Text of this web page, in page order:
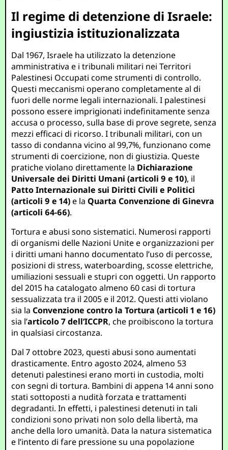
Il regime di detenzione di Israele:
ingiustizia istituzionalizzata
Dal 1967, Israele ha utilizzato la detenzione
amministrativa e i tribunali militari nei Territori
Palestinesi Occupati come strumenti di controllo.
Questi meccanismi operano completamente al di
fuori delle norme legali internazionali. I palestinesi
possono essere imprigionati indefinitamente senza
accusa o processo, sulla base di prove segrete, senza
mezzi efficaci di ricorso. I tribunali militari, con un
tasso di condanna vicino al 99,7%, funzionano come
strumenti di coercizione, non di giustizia. Queste
pratiche violano direttamente la Dichiarazione
Universale dei Diritti Umani (articoli 9 e 10), il
Patto Internazionale sui Diritti Civili e Politici
(articoli 9 e 14)e laQuarta Convenzione di Ginevra
(articoli 64-66).
Tortura e abusi sono sistematici. Numerosi rapporti
di organismi delle Nazioni Unite e organizzazioni per
i diritti umani hanno documentato l’uso di percosse,
posizioni di stress, waterboarding, scosse elettriche,
umiliazioni sessuali e stupri con oggetti. Un rapporto
del 2015 ha catalogato almeno 60 casi di tortura
sessualizzata tra il 2005 e il 2012. Questi atti violano
sia laConvenzione contro la Tortura (articoli 1 e 16)
sia l’articolo 7 dell’ICCPR, che proibiscono la tortura
in qualsiasi circostanza.
Dal 7 ottobre 2023, questi abusi sono aumentati
drasticamente. Entro agosto 2024, almeno 53
detenuti palestinesi erano morti in custodia, molti
con segni di tortura. Bambini di appena 14 anni sono
stati sottoposti a nudità forzata e trattamenti
degradanti. In effetti, i palestinesi detenuti in tali
condizioni sono privati non solo della libertà, ma
anche della loro umanità. Data la natura sistematica
e l’intento di fare pressione su una popolazione